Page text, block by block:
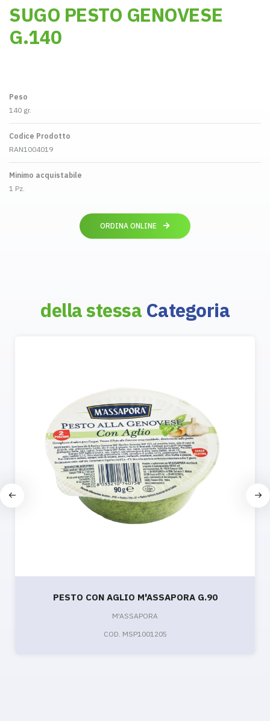
SUGO PESTO GENOVESE
G.140
Peso
140 gr.
Codice Prodotto
RAN1004019
Minimo acquistabile
1 Pz.
ORDINA ONLINE
della stessa Categoria
PESTO CON AGLIO M'ASSAPORA G.90
M'ASSAPORA
COD. MSP1001205